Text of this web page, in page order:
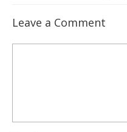
Leave a Comment